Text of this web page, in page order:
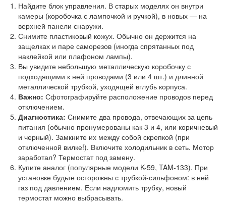
Найдите блок управления. В старых моделях он внутри
камеры (коробочка с лампочкой и ручкой), в новых — на
верхней панели снаружи.
Снимите пластиковый кожух. Обычно он держится на
защелках и паре саморезов (иногда спрятанных под
наклейкой или плафоном лампы).
Вы увидите небольшую металлическую коробочку с
подходящими к ней проводами (3 или 4 шт.) и длинной
металлической трубкой, уходящей вглубь корпуса.
Важно: Сфотографируйте расположение проводов перед
отключением.
Диагностика: Снимите два провода, отвечающих за цепь
питания (обычно пронумерованы как 3 и 4, или коричневый
и черный). Замкните их между собой скрепкой (при
отключенной вилке!). Включите холодильник в сеть. Мотор
заработал? Термостат под замену.
Купите аналог (популярные модели K-59, TAM-133). При
установке будьте осторожны с трубкой-сильфоном: в ней
газ под давлением. Если надломить трубку, новый
термостат можно выбрасывать.